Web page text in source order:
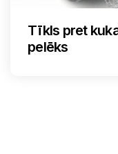
Tīkls pret
pelēks